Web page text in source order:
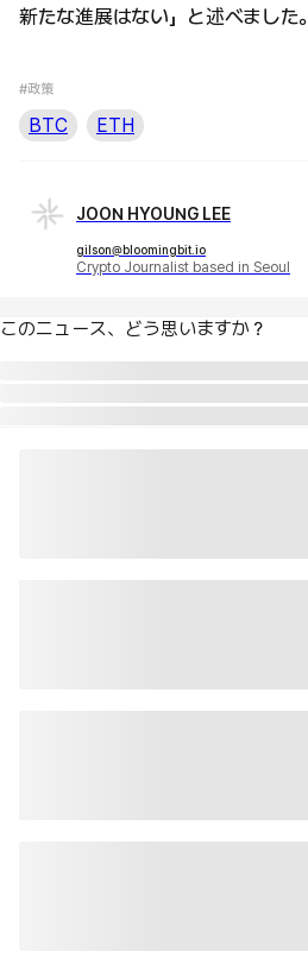
新たな進展はない」と述べました。
#政策
BTC ETH
JOON HYOUNG LEE
gilson@bloomingbit.io
Crypto Journalist based in Seoul
このニュース、どう思いますか？